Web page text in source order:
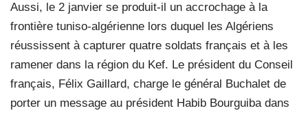
Aussi, le 2 janvier se produit-il un accrochage à la
frontière tuniso-algérienne lors duquel les Algériens
réussissent à capturer quatre soldats français et à les
ramener dans la région du Kef. Le président du Conseil
français, Félix Gaillard, charge le général Buchalet de
porter un message au président Habib Bourguiba dans